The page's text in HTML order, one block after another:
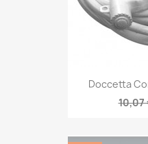
Doccetta
10,07